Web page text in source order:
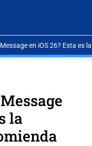
en iOS 26? Esta es
la